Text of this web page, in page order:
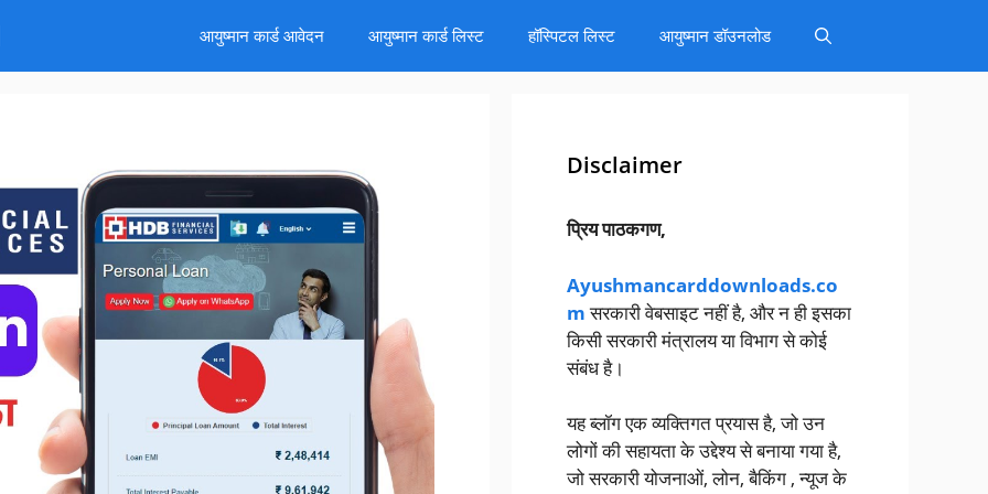
आयुष्मान कार्ड आवेदन आयुष्मान कार्ड लिस्ट हॉस्पिटल लिस्ट आयुष्मान डॉउनलोड
Disclaimer
प्रिय पाठकगण,
Ayushmancarddownloads.co
mसरकारी वेबसाइट नहीं है, और न ही इसका
किसी सरकारी मंत्रालय या विभाग से कोई
संबंध है।
यह ब्लॉग एक व्यक्तिगत प्रयास है, जो उन
लोगों की सहायता के उद्देश्य से बनाया गया है,
जो सरकारी योजनाओं, लोन, बैकिंग , न्यूज के